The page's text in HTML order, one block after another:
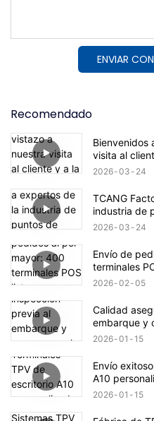
ENVIAR
Recomendado
Bienvenidos
visita al
producción.
2026 03 24
TCANG
industria de
2026 03 24
Envío de
terminales
2026 02 05
Calidad
embarque y
2026 01 15
Envío
A10
2026 01 15